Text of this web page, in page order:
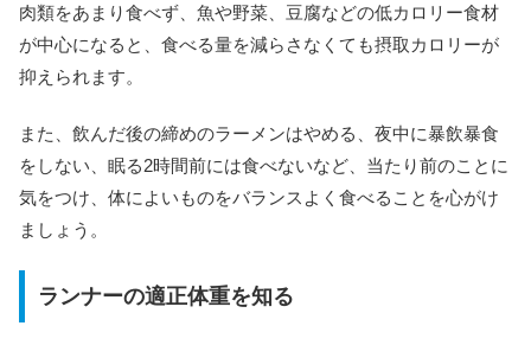
肉類をあまり食べず、魚や野菜、豆腐などの低カロリー食材
が中心になると、食べる量を減らさなくても摂取カロリーが
抑えられます。
また、飲んだ後の締めのラーメンはやめる、夜中に暴飲暴食
をしない、眠る2時間前には食べないなど、当たり前のことに
気をつけ、体によいものをバランスよく食べることを心がけ
ましょう。
ランナーの適正体重を知る